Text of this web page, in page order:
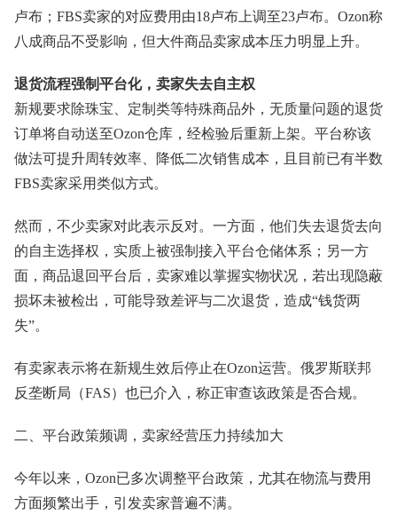
卢布；FBS卖家的对应费用由18卢布上调至23卢布。Ozon称
八成商品不受影响，但大件商品卖家成本压力明显上升。
退货流程强制平台化，卖家失去自主权
新规要求除珠宝、定制类等特殊商品外，无质量问题的退货
订单将自动送至Ozon仓库，经检验后重新上架。平台称该
做法可提升周转效率、降低二次销售成本，且目前已有半数
FBS卖家采用类似方式。
然而，不少卖家对此表示反对。一方面，他们失去退货去向
的自主选择权，实质上被强制接入平台仓储体系；另一方
面，商品退回平台后，卖家难以掌握实物状况，若出现隐蔽
损坏未被检出，可能导致差评与二次退货，造成“钱货两
失”。
有卖家表示将在新规生效后停止在Ozon运营。俄罗斯联邦
反垄断局（FAS）也已介入，称正审查该政策是否合规。
二、平台政策频调，卖家经营压力持续加大
今年以来，Ozon已多次调整平台政策，尤其在物流与费用
方面频繁出手，引发卖家普遍不满。